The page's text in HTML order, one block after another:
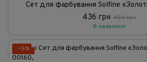
Сет для фарбування Solfine
436 грн 459 грн
В наявності
−5%